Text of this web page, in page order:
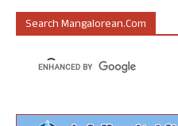
Search Mangalorean.com